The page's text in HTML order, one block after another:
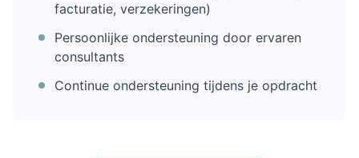
facturatie, verzekeringen)
Persoonlijke ondersteuning door ervaren
consultants
Continue ondersteuning tijdens je opdracht